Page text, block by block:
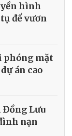
hình
để vươn
phóng mặt
án cao
Đồng Lưu
nạn